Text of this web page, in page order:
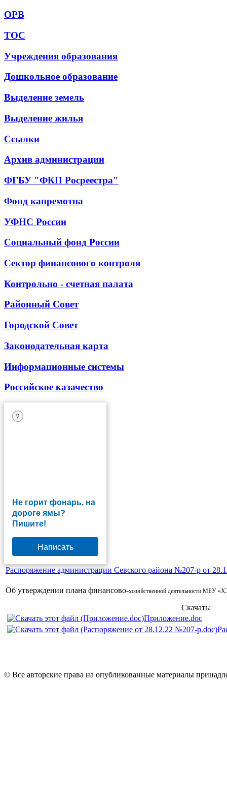
ОРВ
ТОС
Учреждения образования
Дошкольное образование
Выделение земель
Выделение жилья
Ссылки
Архив администрации
ФГБУ "ФКП Росреестра"
Фонд капремотна
УФНС России
Социальный фонд России
Сектор финансового контроля
Контрольно - счетная палата
Районный Совет
Городской Совет
Законодательная карта
Информационные системы
Российское казачество
Не горит фонарь, на
дороге ямы?
Пишите!
Написать
?
Распоряжение администрации Севского района №207-р от
Об утверждении плана финансово-хозяйственной деятельности
Скачать:
Приложение.doc
© Все авторские права на опубликованные материалы